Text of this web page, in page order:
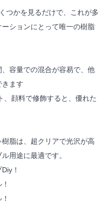
つかを見るだけで、これが多
ションにとって唯一の樹脂
容量での混合が容易で、他
ます
、顔料で修飾すると、優れた
脂は、超クリアで光沢が高
用途に最適です。
！